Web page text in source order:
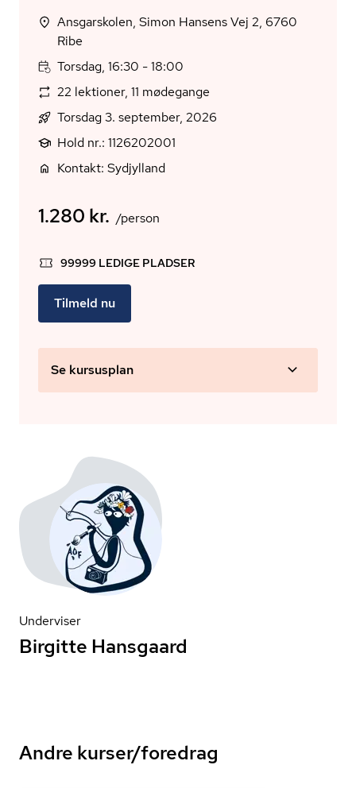
Ansgarskolen, Simon Hansens Vej 2, 6760
Ribe
Torsdag, 16:30 - 18:00
22 lektioner, 11 mødegange
Torsdag 3. september, 2026
Hold nr.: 1126202001
Kontakt: Sydjylland
1.280 kr. /person
99999 LEDIGE PLADSER
Tilmeld nu
Se kursusplan
Underviser
Birgitte Hansgaard
Andre kurser/foredrag